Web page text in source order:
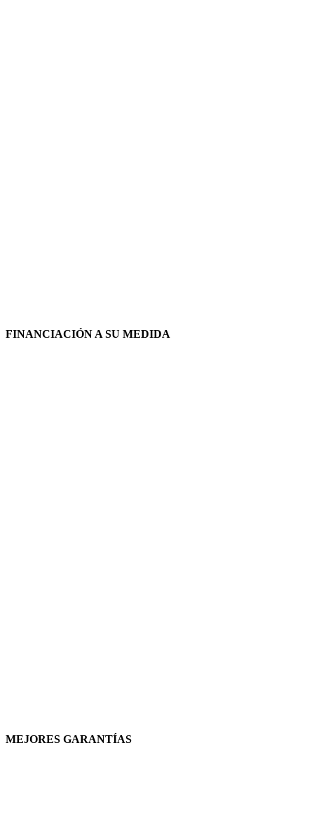
FINANCIACIÓN A SU MEDIDA
MEJORES GARANTÍAS